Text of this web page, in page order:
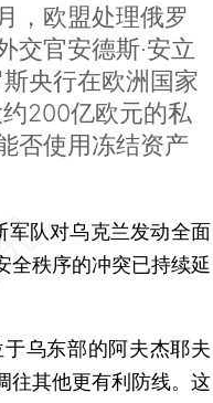
，欧盟处理俄罗
交官安德斯·安立
央行在欧洲国家
200亿欧元的私
否使用冻结资产
队对乌克兰发动全面
全秩序的冲突已持续延
乌东部的阿夫杰耶夫
往其他更有利防线。这